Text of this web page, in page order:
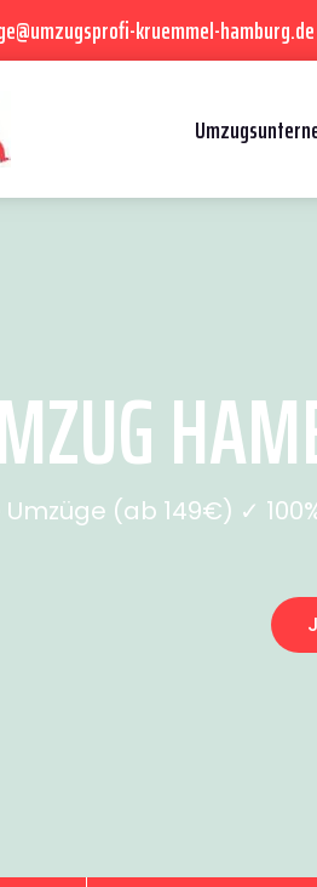
kruemmel-hamburg.de
(ab 149€) ✓